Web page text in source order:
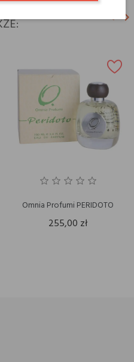
PRODUKT, KUPILIkeyboard_arrow_leftkeyboard_arrow_right
Omnia Profumi PERIDOTO
255,00 zł